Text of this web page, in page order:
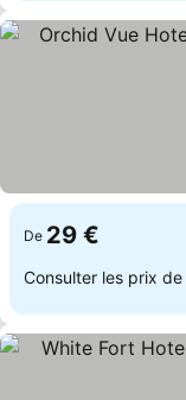
De 29 €
Consulter les prix de